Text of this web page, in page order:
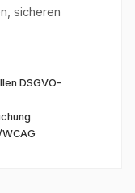
sicheren
DSGVO-